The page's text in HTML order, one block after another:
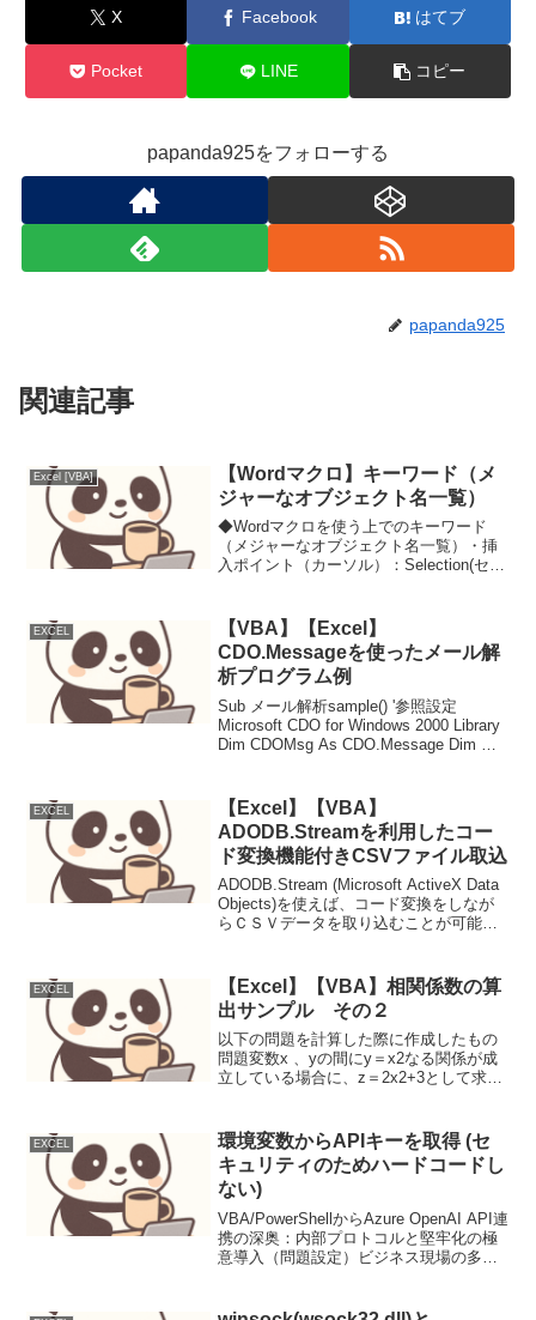
X Facebook はてブ
Pocket LINE コピー
papanda925をフォローする
papanda925
関連記事
Excel [VBA]
【Wordマクロ】キーワード（メ
ジャーなオブジェクト名一覧）
◆Wordマクロを使う上でのキーワード
（メジャーなオブジェクト名一覧）・挿
入ポイント（カーソル）：Selection(セレ
（。）まで）：Sentence（センテン
ス）・段...
EXCEL
【VBA】【Excel】
CDO.Messageを使ったメール解
析プログラム例
Sub メール解析sample() '参照設定
Microsoft CDO for Windows 2000 Library
Dim CDOMsg As CDO.Message Dim Ws
EXCEL
【Excel】【VBA】
ADODB.Streamを利用したコー
ド変換機能付きCSVファイル取込
ADODB.Stream (Microsoft ActiveX Data
Objects)を使えば、コード変換をしなが
らＣＳＶデータを取り込むことが可能。
気...
EXCEL
【Excel】【VBA】相関係数の算
出サンプル その２
以下の問題を計算した際に作成したもの
問題変数x 、yの間にy＝x2なる関係が成
立している場合に、z＝2x2+3として求め
Co...
EXCEL
環境変数からAPIキーを取得 (セ
キュリティのためハードコードし
ない)
VBA/PowerShellからAzure OpenAI API連
携の深奥：内部プロトコルと堅牢化の極
意導入（問題設定）ビジネス現場の多く
使われていま...